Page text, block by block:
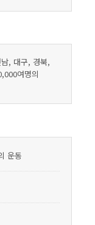
, 대구, 경북,
여명의
운동